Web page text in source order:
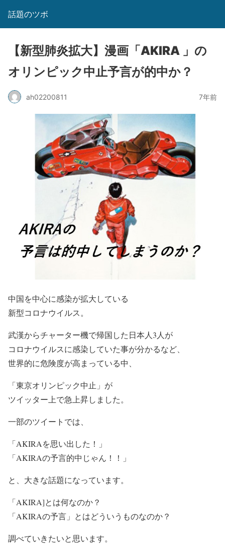
話題のツボ
【新型肺炎拡大】漫画「AKIRA 」の
オリンピック中止予言が的中か？
ah02200811 7年前
中国を中心に感染が拡大している
新型コロナウイルス。
武漢からチャーター機で帰国した日本人3人が
コロナウイルスに感染していた事が分かるなど、
世界的に危険度が高まっている中、
「東京オリンピック中止」が
ツイッター上で急上昇しました。
一部のツイートでは、
「AKIRAを思い出した！」
「AKIRAの予言的中じゃん！！」
と、大きな話題になっています。
「AKIRA]とは何なのか？
「AKIRAの予言」とはどういうものなのか？
調べていきたいと思います。